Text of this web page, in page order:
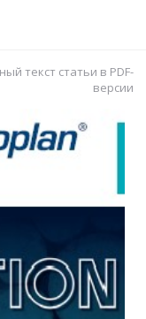
текст статьи в PDF-
версии